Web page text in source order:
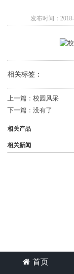
发布时间：
相关标签：
上一篇： 校园风采
下一篇： 没有了
相关产品
相关新闻
首页